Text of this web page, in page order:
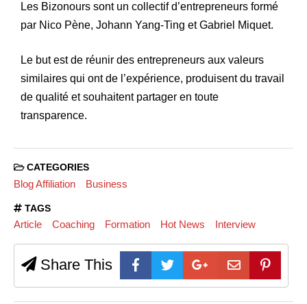
Les Bizonours sont un collectif d’entrepreneurs formé
par Nico Pène, Johann Yang-Ting et Gabriel Miquet.
Le but est de réunir des entrepreneurs aux valeurs
similaires qui ont de l’expérience, produisent du travail
de qualité et souhaitent partager en toute
transparence.
CATEGORIES
Blog Affiliation Business
TAGS
Article Coaching Formation Hot News Interview
Share This